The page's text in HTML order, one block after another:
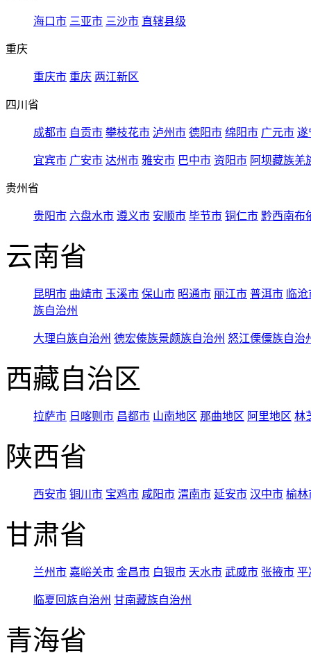
海口市 三亚市 三沙市 直辖县级
重庆
重庆市 重庆 两江新区
四川省
成都市 自贡市 攀枝花市 泸州市 德阳市 绵阳市 广元市 遂
宜宾市 广安市 达州市 雅安市 巴中市 资阳市 阿坝藏族羌
贵州省
贵阳市 六盘水市 遵义市 安顺市 毕节市 铜仁市 黔西南布
云南省
昆明市 曲靖市 玉溪市 保山市 昭通市 丽江市 普洱市 临
族自治州
大理白族自治州 德宏傣族景颇族自治州 怒江傈僳族自治
西藏自治区
拉萨市 日喀则市 昌都市 山南地区 那曲地区 阿里地区 林
陕西省
西安市 铜川市 宝鸡市 咸阳市 渭南市 延安市 汉中市 榆林
甘肃省
兰州市 嘉峪关市 金昌市 白银市 天水市 武威市 张掖市 平
临夏回族自治州 甘南藏族自治州
青海省